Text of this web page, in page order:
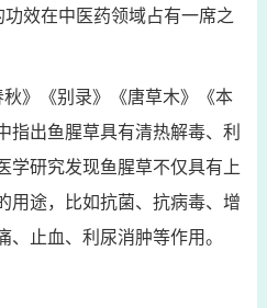
功效在中医药领域占有一席之
》《别录》《唐草木》《本
指出鱼腥草具有清热解毒、利
学研究发现鱼腥草不仅具有上
用途，比如抗菌、抗病毒、增
止血、利尿消肿等作用。